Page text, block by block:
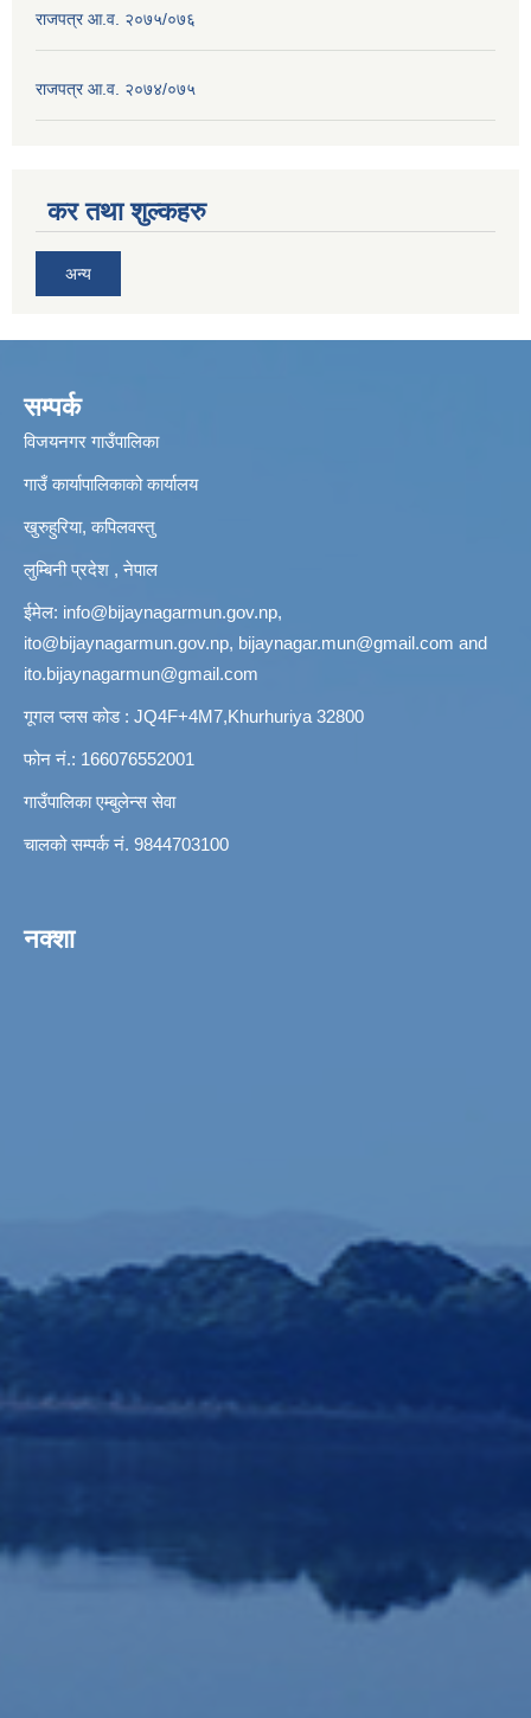
राजपत्र आ.व. २०७५/०७६
राजपत्र आ.व. २०७४/०७५
कर तथा शुल्कहरु
अन्य
सम्पर्क
विजयनगर गाउँपालिका
गाउँ कार्यापालिकाको कार्यालय
खुरुहुरिया, कपिलवस्तु
लुम्बिनी प्रदेश , नेपाल
ईमेल: info@bijaynagarmun.gov.np,
ito@bijaynagarmun.gov.np, bijaynagar.mun@gmail.com and
ito.bijaynagarmun@gmail.com
गूगल प्लस कोड : JQ4F+4M7,Khurhuriya 32800
फोन नं.: 166076552001
गाउँपालिका एम्बुलेन्स सेवा
चालको सम्पर्क नं. 9844703100
नक्शा